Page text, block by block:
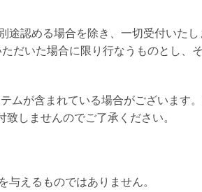
認める場合を除き、一切受付いた
いた場合に限り行なうものとし、
ムが含まれている場合がございます
しませんのでご了承ください。
えるものではありません。